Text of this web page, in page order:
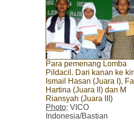
Para pemenang Lomba
Pildacil. Dari kanan ke
Ismail Hasan (Juara I),
Hartina (Juara II) dan M
Riansyah (Juara III)
Photo: VICO
Indonesia/Bastian